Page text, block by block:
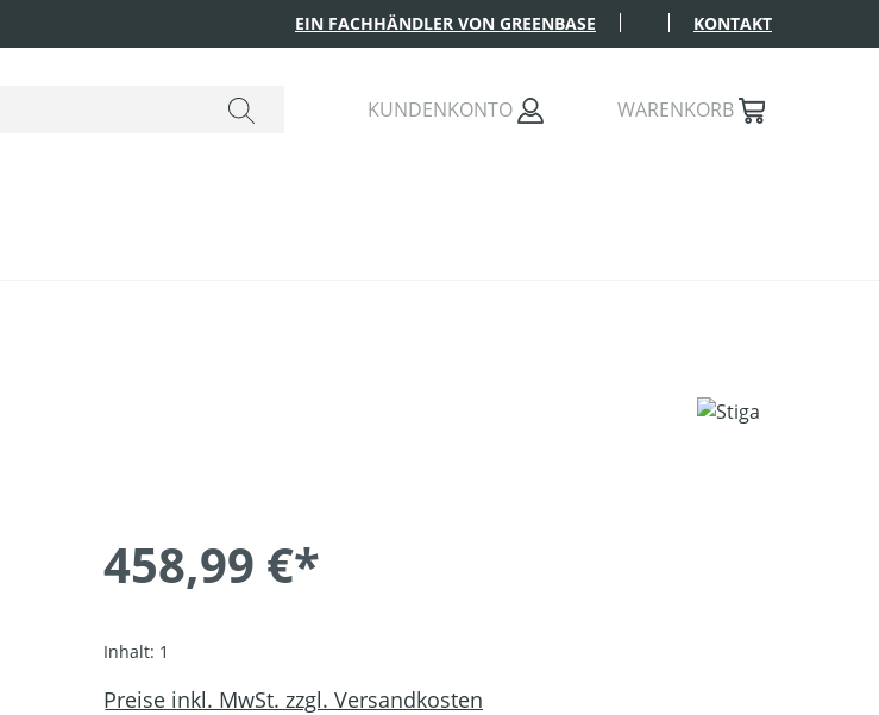
EIN FACHHÄNDLER VON GREENBASE KONTAKT
KUNDENKONTO WARENKORB
458,99 €*
Inhalt: 1
Preise inkl. MwSt. zzgl. Versandkosten